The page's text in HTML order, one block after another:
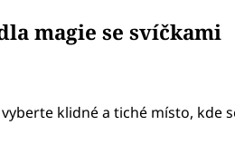
magie se svíčkami
klidné a tiché místo, kde